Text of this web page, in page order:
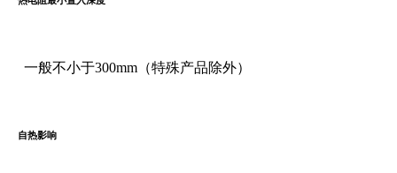
一般不小于300mm（特殊产品除外）
自热影响